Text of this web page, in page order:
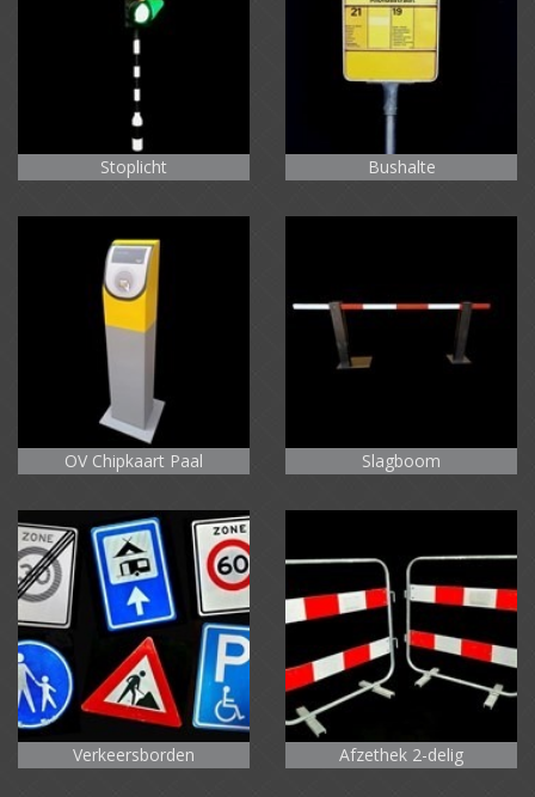
Stoplicht Bushalte
OV Chipkaart Paal Slagboom
Verkeersborden Afzethek 2-delig